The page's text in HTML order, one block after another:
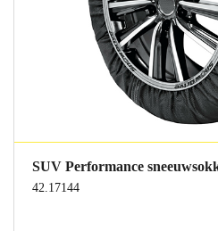
SUV Performance
42.17144